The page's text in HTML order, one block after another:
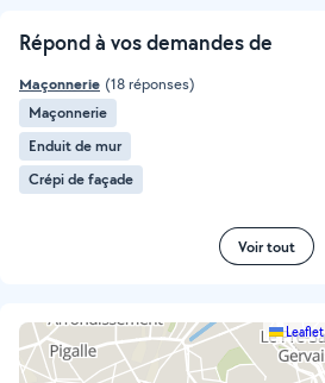
Répond à vos demandes de
Maçonnerie (18 réponses)
Maçonnerie
Enduit de mur
Crépi de façade
Voir tout
Leaflet